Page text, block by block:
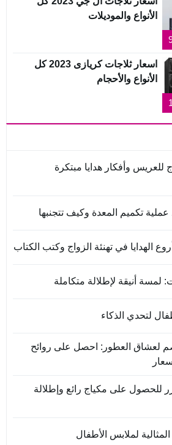
الأنواع والموديلات
اسعار ثلاجات كريازى 2023 كل
الأنواع والأحجام
للعريس وأفكار هدايا مبتكرة
تكميم المعدة وكيف تتجنبها
الهدايا في تهنئة الزواج وكتب الكتاب
لمسة أنيقة لإطلالة متكاملة
لتحدي الذكاء
لعشاق العطور: احصل على روائح
للحصول على مكياج رائع وإطلالة
لملابس الأطفال